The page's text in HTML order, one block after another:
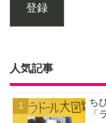
登録
人気記事
ち
「